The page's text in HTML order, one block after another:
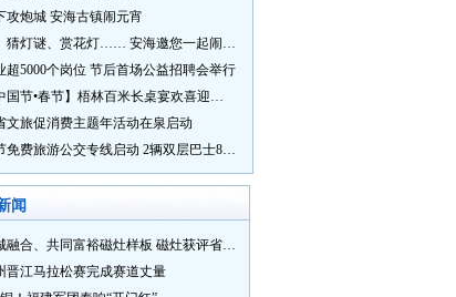
攻炮城 安海古镇闹元宵
攻炮城、猜灯谜、赏花灯…… 安海邀您一起闹元宵
超5000个岗位 节后首场公益招聘会举行
【网络中国节•春节】梧林百米长桌宴欢喜迎新春
文旅促消费主题年活动在泉启动
晋江春节免费旅游公交专线启动 2辆双层巴士8辆铛铛车带你游
闻
打造产城融合、共同富裕磁灶样板 磁灶获评省级乡村振兴示范乡镇
晋江马拉松赛完成赛道丈量